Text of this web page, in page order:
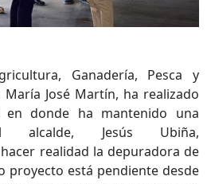
Ganadería, Pesca y
José Martín, ha realizado
donde ha mantenido una
Jesús Ubiña,
realidad la depuradora de
proyecto está pendiente desde